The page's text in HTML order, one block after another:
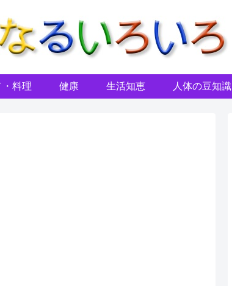
・料理 健康 生活知恵 人体の豆知識